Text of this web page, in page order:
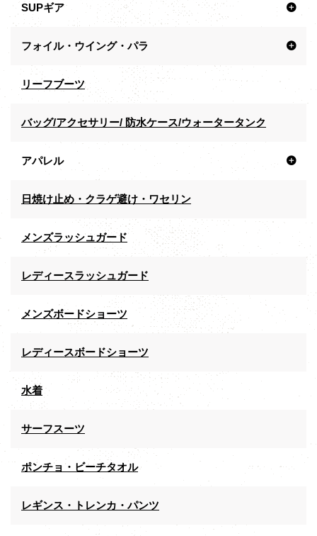
SUPギア
フォイル・ウイング・パラ
リーフブーツ
バッグ/アクセサリー/ 防水ケース/ウォータータンク
アパレル
日焼け止め・クラゲ避け・ワセリン
メンズラッシュガード
レディースラッシュガード
メンズボードショーツ
レディースボードショーツ
水着
サーフスーツ
ポンチョ・ビーチタオル
レギンス・トレンカ・パンツ